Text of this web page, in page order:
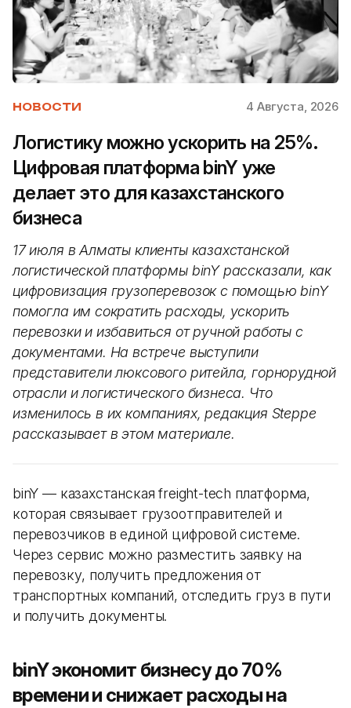
НОВОСТИ 4 Августа, 2026
Логистику можно ускорить на 25%.
Цифровая платформа binY уже
делает это для казахстанского
бизнеса
17 июля в Алматы клиенты казахстанской
логистической платформы binY рассказали, как
цифровизация грузоперевозок с помощью binY
помогла им сократить расходы, ускорить
перевозки и избавиться от ручной работы с
документами. На встрече выступили
представители люксового ритейла, горнорудной
отрасли и логистического бизнеса. Что
изменилось в их компаниях, редакция Steppe
рассказывает в этом материале.
binY — казахстанская freight-tech платформа,
которая связывает грузоотправителей и
перевозчиков в единой цифровой системе.
Через сервис можно разместить заявку на
перевозку, получить предложения от
транспортных компаний, отследить груз в пути
и получить документы.
binY экономит бизнесу до 70%
времени и снижает расходы на